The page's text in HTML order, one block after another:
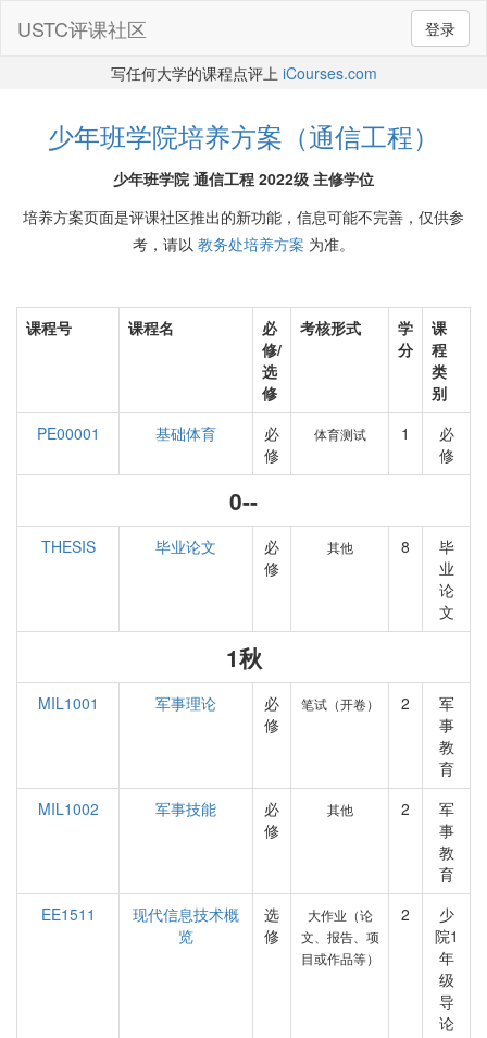
登录
USTC评课社区
写任何大学的课程点评上 iCourses.com
少年班学院培养方案（通信工程）
少年班学院 通信工程 2022级 主修学位
培养方案页面是评课社区推出的新功能，信息可能不完善，仅供参
考，请以 教务处培养方案 为准。
课程号 课程名
必
修/
选
修
考核形式
学
分
课
程
类
别
PE00001
基础体育
必
修
体育测试 1
必
修
0--
THESIS 毕业论文
必
修
其他 8
毕
业
论
文
1秋
MIL1001 军事理论
必
修
笔试（开卷） 2
军
事
教
育
MIL1002
军事技能
必
修
其他 2
军
事
教
育
EE1511
现代信息技术概
览
选
修
大作业（论
文、报告、项
目或作品等）
2
少
院1
年
级
导
论